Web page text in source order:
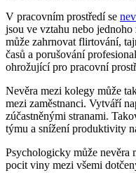
V pracovním prostředí se
jsou ve vztahu nebo
může zahrnovat flirtování,
časů a porušování
ohrožující pro pracovní
Nevěra mezi kolegy může
mezi zaměstnanci. Vytváří
zúčastněnými stranami.
týmu a snížení produktivity
Psychologicky může nevěra
pocit viny mezi všemi